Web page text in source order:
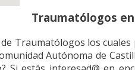
Traumatólogos
Traumatólogos los
Autónoma de